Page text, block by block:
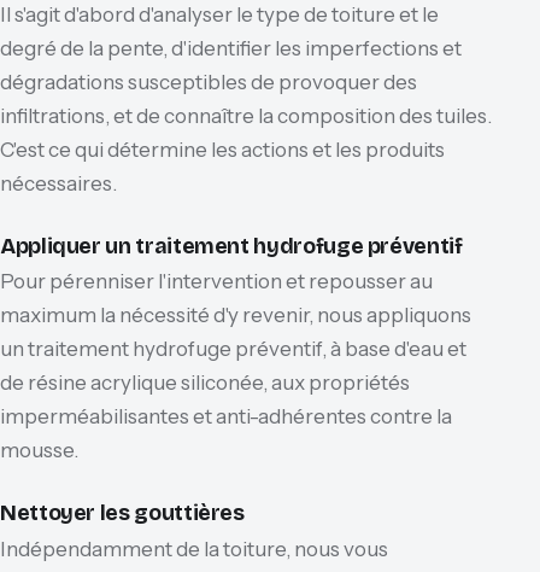
Il s'agit d'abord d'analyser le type de toiture et le
degré de la pente, d'identifier les imperfections et
dégradations susceptibles de provoquer des
infiltrations, et de connaître la composition des tuiles.
C'est ce qui détermine les actions et les produits
nécessaires.
Appliquer un traitement hydrofuge préventif
Pour pérenniser l'intervention et repousser au
maximum la nécessité d'y revenir, nous appliquons
un traitement hydrofuge préventif, à base d'eau et
de résine acrylique siliconée, aux propriétés
imperméabilisantes et anti-adhérentes contre la
mousse.
Nettoyer les gouttières
Indépendamment de la toiture, nous vous